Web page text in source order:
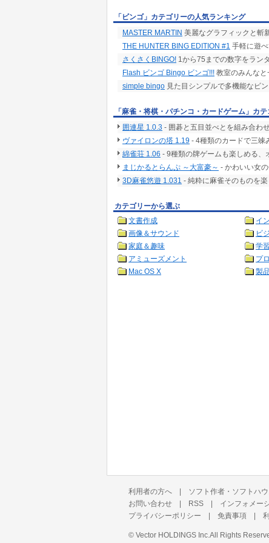
「ビンゴ」カテゴリーの人気ランキング
MASTER MARTIN 美麗なグラフィックと斬
THE HUNTER BING EDITION #1 手軽に遊
さくさくBINGO! 1から75までの数字をラン
Flash ビンゴ Bingo ビンゴ!!! 教室のみんな
simple bingo 見た目シンプルで多機能なビ
「麻雀・将棋・パチンコ・カードゲーム」カ
囲連星 1.0.3 - 囲碁と五目並べとを組み合わ
ヴァイロンの塔 1.19 - 4種類のカードで三竦
綿雀荘 1.06 - 9種類の牌ゲームも楽しめる、
まじかるとらんぷ ～大富豪～ - かわいい女
3D麻雀悠遊 1.031 - 純粋に麻雀そのものを
カテゴリーから選ぶ
文書作成
イ
画像＆サウンド
ビ
家庭＆趣味
学
アミューズメント
プ
Mac OS X
製
利用者の方へ | ソフト作者・ソフトハ
お問い合わせ | RSS | インフォメー
プライバシーポリシー | 免責事項 |
© Vector HOLDINGS Inc. All Rights